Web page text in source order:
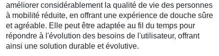
améliorer considérablement la qualité de vie des personnes
à mobilité réduite, en offrant une expérience de douche sûre
et agréable. Elle peut être adaptée au fil du temps pour
répondre à l'évolution des besoins de l'utilisateur, offrant
ainsi une solution durable et évolutive.